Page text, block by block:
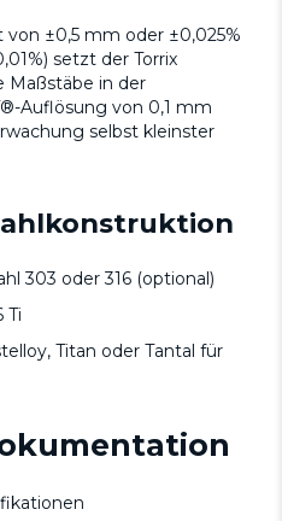
±0,5 mm oder ±0,025%
setzt der Torrix
Maßstäbe in der
Auflösung von 0,1 mm
selbst kleinster
303 oder 316 (optional)
Ti
Titan oder Tantal für